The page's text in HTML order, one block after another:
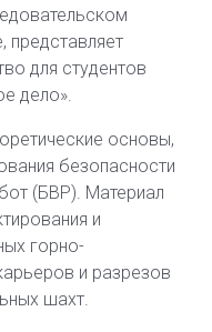
представляет
для студентов
дело».
основы,
безопасности
(БВР). Материал
и
горно-
и разрезов
шахт.